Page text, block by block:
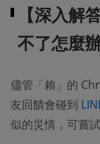
【深入解
不了怎麼
儘管「賴」的
友回饋會碰到
似的災情，可嘗